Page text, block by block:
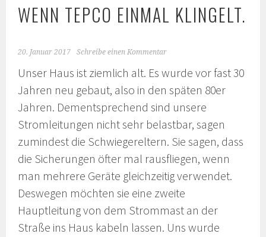
WENN TEPCO EINMAL KLINGELT.
20. Januar 2017 Schreibe einen Kommentar
Unser Haus ist ziemlich alt. Es wurde vor fast 30
Jahren neu gebaut, also in den späten 80er
Jahren. Dementsprechend sind unsere
Stromleitungen nicht sehr belastbar, sagen
zumindest die Schwiegereltern. Sie sagen, dass
die Sicherungen öfter mal rausfliegen, wenn
man mehrere Geräte gleichzeitig verwendet.
Deswegen möchten sie eine zweite
Hauptleitung von dem Strommast an der
Straße ins Haus kabeln lassen. Uns wurde